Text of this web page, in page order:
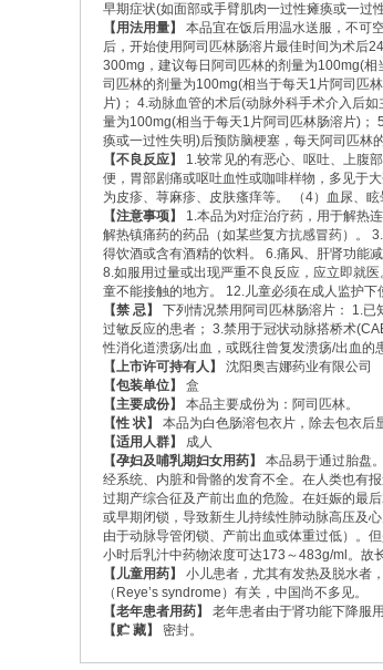
早期症状(如面部或手臂肌肉一过性瘫痪或一过
【用法用量】
本品宜在饭后用温水送服，不可
后，开始使用阿司匹林肠溶片最佳时间为术后
300mg，建议每日阿司匹林的剂量为100mg(
司匹林的剂量为100mg(相当于每天1片阿司匹
片)； 4.动脉血管的术后(动脉外科手术介入后
量为100mg(相当于每天1片阿司匹林肠溶片)；
痪或一过性失明)后预防脑梗塞，每天阿司匹林
【不良反应】
1.较常见的有恶心、呕吐、上腹
便，胃部剧痛或呕吐血性或咖啡样物，多见于
为皮疹、荨麻疹、皮肤瘙痒等。 （4）血尿、眩
【注意事项】
1.本品为对症治疗药，用于解热
解热镇痛药的药品（如某些复方抗感冒药）。
得饮酒或含有酒精的饮料。 6.痛风、肝肾功能
8.如服用过量或出现严重不良反应，应立即就
童不能接触的地方。 12.儿童必须在成人监护
【禁 忌】
下列情况禁用阿司匹林肠溶片： 1.
过敏反应的患者； 3.禁用于冠状动脉搭桥术
性消化道溃疡/出血，或既往曾复发溃疡/出血的
【上市许可持有人】
沈阳奥吉娜药业有限公司
【包装单位】
盒
【主要成份】
本品主要成份为：阿司匹林。
【性 状】
本品为白色肠溶包衣片，除去包衣后
【适用人群】
成人
【孕妇及哺乳期妇女用药】
本品易于通过胎盘
经系统、内脏和骨骼的发育不全。在人类也有
过期产综合征及产前出血的危险。在妊娠的最
或早期闭锁，导致新生儿持续性肺动脉高压及
由于动脉导管闭锁、产前出血或体重过低）。
小时后乳汁中药物浓度可达173～483g/ml。故
【儿童用药】
小儿患者，尤其有发热及脱水者
（Reye’s syndrome）有关，中国尚不多见。
【老年患者用药】
老年患者由于肾功能下降服
【贮 藏】
密封。